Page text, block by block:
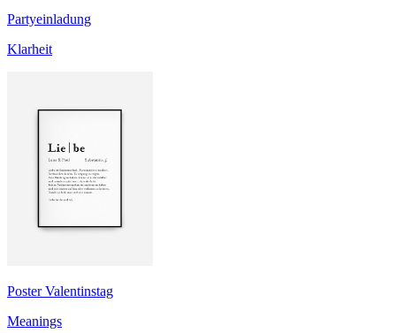
Partyeinladung
Klarheit
Poster Valentinstag
Meanings